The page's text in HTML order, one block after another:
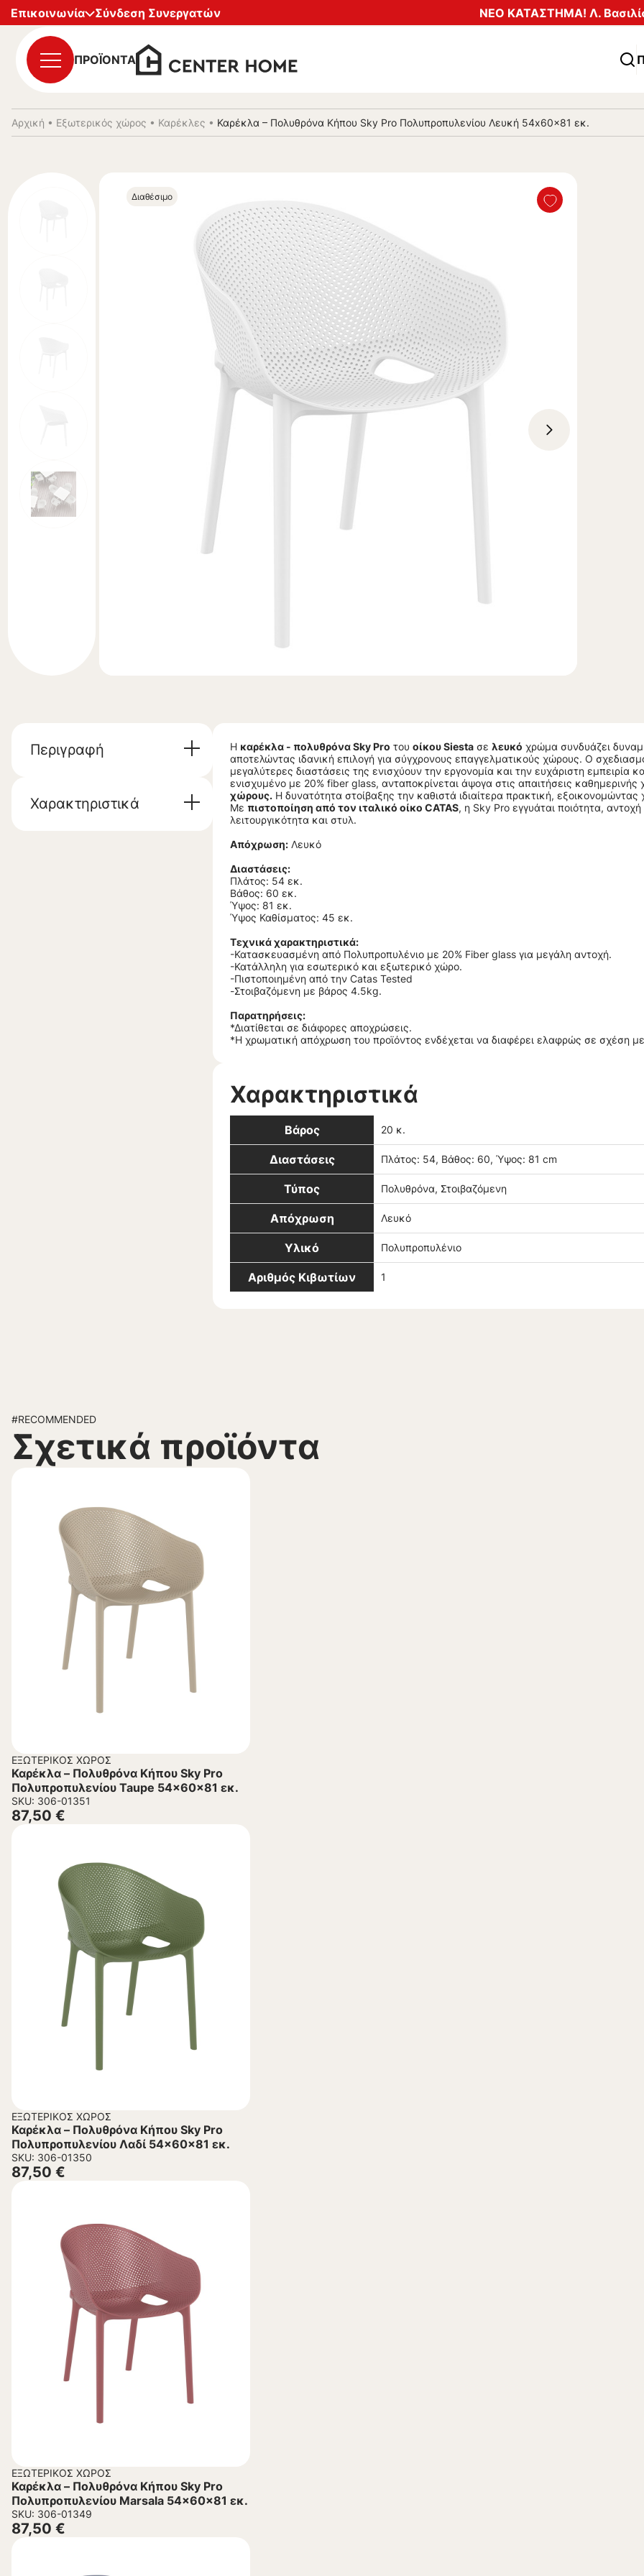
Επικοινωνία
Σύνδεση Συνεργατών ΝΕΟ ΚΑΤΑΣΤΗΜΑ! Λ.
ΠΡΟΪΟΝΤΑ
Αρχική • Εξωτερικός χώρος • Καρέκλες • Καρέκλα – Πολυθρόνα Κήπου Sky Pro Πολυπροπυλενίου Λευκή 54x60x81 εκ.
Διαθέσιμο
Περιγραφή
Χαρακτηριστικά
Η καρέκλα - πολυθρόνα Sky Pro του οίκου Siesta σε λευκό χρώμα συνδυάζει
αποτελώντας ιδανική επιλογή για σύγχρονους επαγγελματικούς χώρους. Ο
μεγαλύτερες διαστάσεις της ενισχύουν την εργονομία και την ευχάριστη
ενισχυμένο με 20% fiber glass, ανταποκρίνεται άψογα στις απαιτήσεις
χώρους. Η δυνατότητα στοίβαξης την καθιστά ιδιαίτερα πρακτική, εξοικονομώντας
Με πιστοποίηση από τον ιταλικό οίκο CATAS, η Sky Pro εγγυάται ποιότητα,
λειτουργικότητα και στυλ.
Απόχρωση: Λευκό
Διαστάσεις:
Πλάτος: 54 εκ.
Βάθος: 60 εκ.
Ύψος: 81 εκ.
Ύψος Καθίσματος: 45 εκ.
Τεχνικά χαρακτηριστικά:
-Κατασκευασμένη από Πολυπροπυλένιο με 20% Fiber glass για μεγάλη αντοχή.
-Κατάλληλη για εσωτερικό και εξωτερικό χώρο.
-Πιστοποιημένη από την Catas Tested
-Στοιβαζόμενη με βάρος 4.5kg.
Παρατηρήσεις:
*Διατίθεται σε διάφορες αποχρώσεις.
*Η χρωματική απόχρωση του προϊόντος ενδέχεται να διαφέρει ελαφρώς σε σχέση
Χαρακτηριστικά
Βάρος 20 κ.
Διαστάσεις Πλάτος: 54, Βάθος: 60, Ύψος: 81 cm
Τύπος Πολυθρόνα, Στοιβαζόμενη
Απόχρωση Λευκό
Υλικό Πολυπροπυλένιο
Αριθμός Κιβωτίων 1
#RECOMMENDED
Σχετικά προϊόντα
ΕΞΩΤΕΡΙΚΌΣ ΧΏΡΟΣ
Καρέκλα – Πολυθρόνα Κήπου Sky Pro
Πολυπροπυλενίου Taupe 54x60x81 εκ.
SKU: 306-01351
87,50 €
ΕΞΩΤΕΡΙΚΌΣ ΧΏΡΟΣ
Καρέκλα – Πολυθρόνα Κήπου Sky Pro
Πολυπροπυλενίου Λαδί 54x60x81 εκ.
SKU: 306-01350
87,50 €
ΕΞΩΤΕΡΙΚΌΣ ΧΏΡΟΣ
Καρέκλα – Πολυθρόνα Κήπου Sky Pro
Πολυπροπυλενίου Marsala 54x60x81 εκ.
SKU: 306-01349
87,50 €